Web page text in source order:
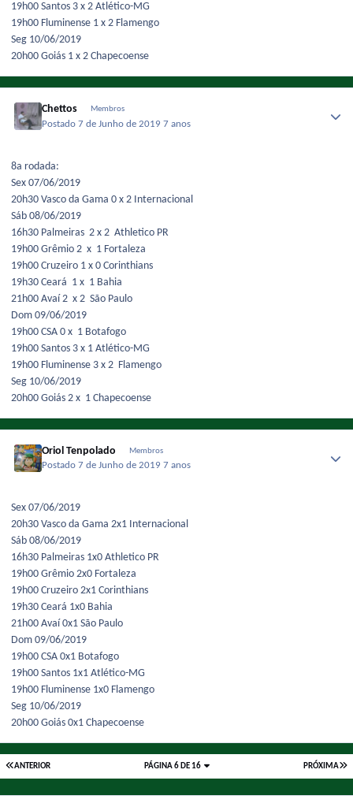
19h00 Santos 3 x 2 Atlético-MG
19h00 Fluminense 1 x 2 Flamengo
Seg 10/06/2019
20h00 Goiás 1 x 2 Chapecoense
Chettos Membros
Postado7 de Junho de 20197 anos
8a rodada:
Sex 07/06/2019
20h30 Vasco da Gama 0 x 2 Internacional
Sáb 08/06/2019
16h30 Palmeiras 2 x 2 Athletico PR
19h00 Grêmio 2 x 1 Fortaleza
19h00 Cruzeiro 1 x 0 Corinthians
19h30 Ceará 1 x 1 Bahia
21h00 Avaí 2 x 2 São Paulo
Dom 09/06/2019
19h00 CSA 0 x 1 Botafogo
19h00 Santos 3 x 1 Atlético-MG
19h00 Fluminense 3 x 2 Flamengo
Seg 10/06/2019
20h00 Goiás 2 x 1 Chapecoense
Oriol Tenpolado Membros
Postado 7 de Junho de 2019 7 anos
Sex 07/06/2019
20h30 Vasco da Gama 2x1 Internacional
Sáb 08/06 /2019
16h30 Palmeiras 1x0 Athletico PR
19h00 Grêmio 2x0 Fortaleza
19h00 Cruzeiro 2x1 Corinthians
19h30 Ceará 1x0 Bahia
21h00 Avaí 0x1 São Paulo
Dom 09/06/2019
19h00 CSA 0x1 Botafogo
19h00 Santos 1x1 Atlético-MG
19h00 Fluminense 1x0 Flamengo
Seg 10/06/2019
20h00 Goiás 0x1 Chapecoense
ANTERIOR PRÓXIMA
PÁGINA 6 DE 16